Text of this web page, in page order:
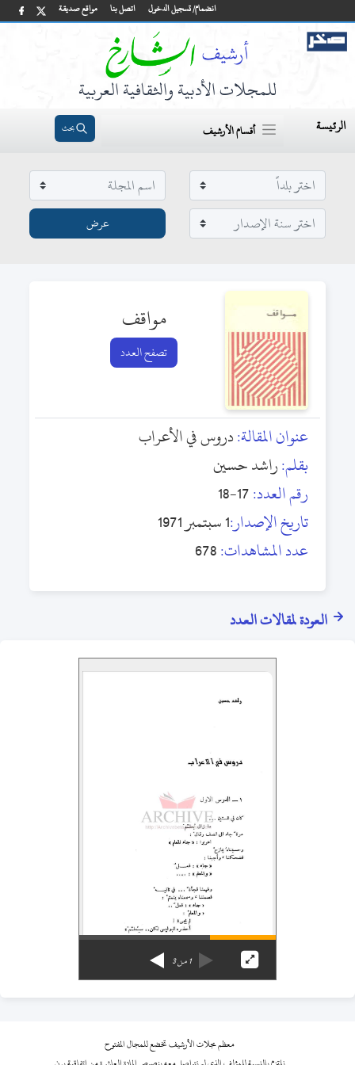
مواقع صديقة اتصل بنا انضمام/ تسجيل الدخول
للمجلات الأدبية والثقافية العربية
الرئيسة أقسام الأرشيف بحث
مواقف
تصفح العدد
عنوان المقالة:دروس في الأعراب
بقلم:راشد حسين
رقم العدد:17-18
تاريخ الإصدار:1 سبتمبر 1971
عدد المشاهدات:678
العودة لمقالات العدد
1من3
معظم مجلات الأرشيف تخضع للمجال المفتوح